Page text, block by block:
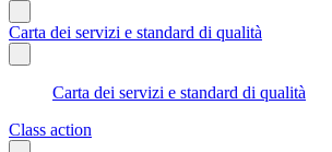
Carta dei servizi e standard di qualità
Carta dei servizi e standard di qualità
Class action